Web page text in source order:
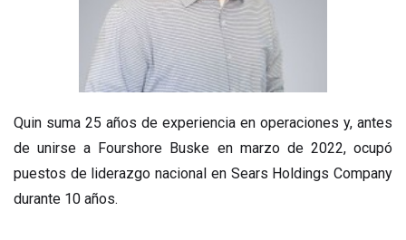
Quin suma 25 años de experiencia en operaciones y, antes
de unirse a Fourshore Buske en marzo de 2022, ocupó
puestos de liderazgo nacional en Sears Holdings Company
durante 10 años.